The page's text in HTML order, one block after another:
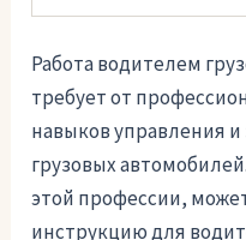
Работа водителем
требует от
навыков управления
грузовых
этой профессии,
инструкцию для